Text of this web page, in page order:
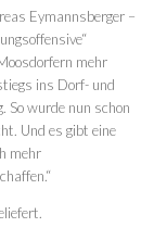
Eymannsberger –
mehr
ins Dorf- und
So wurde nun schon
Und es gibt eine
mehr